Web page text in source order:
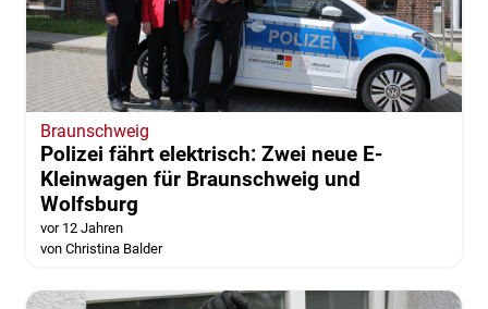
Braunschweig
Polizei fährt elektrisch: Zwei neue E-
Kleinwagen für Braunschweig und
Wolfsburg
vor 12 Jahren
von Christina Balder